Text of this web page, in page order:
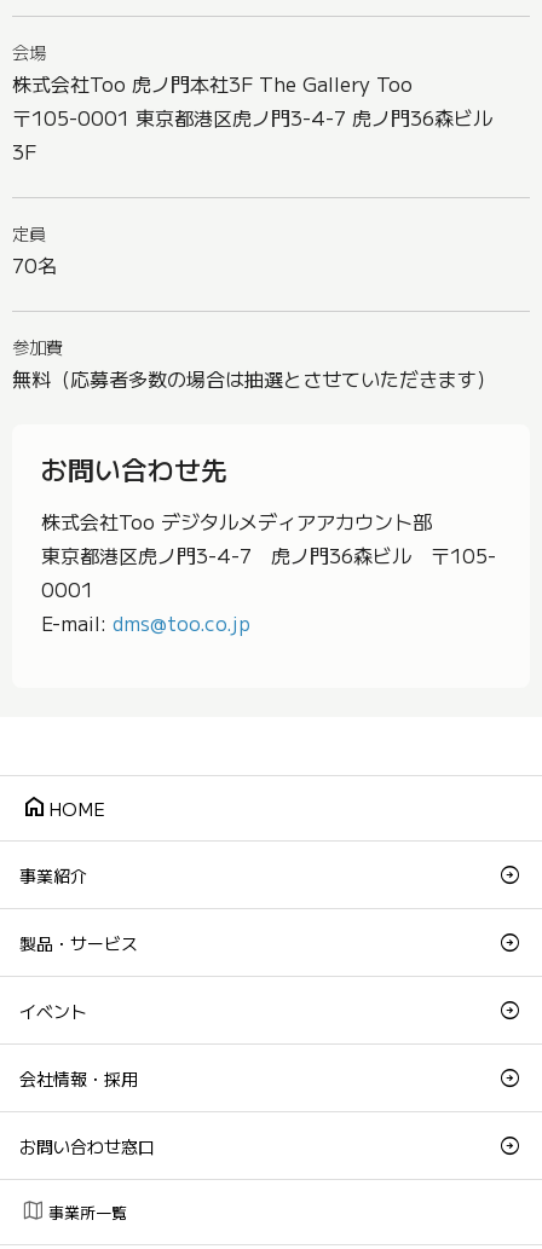
会場
株式会社Too 虎ノ門本社3F The Gallery Too
〒105-0001 東京都港区虎ノ門3-4-7 虎ノ門36森ビル
3F
定員
70名
参加費
無料（応募者多数の場合は抽選とさせていただきます）
お問い合わせ先
株式会社Too デジタルメディアアカウント部
東京都港区虎ノ門3-4-7 虎ノ門36森ビル 〒105-
0001
E-mail: dms@too.co.jp
home HOME
事業紹介
製品・サービス
イベント
会社情報・採用
お問い合わせ窓口
map 事業所一覧